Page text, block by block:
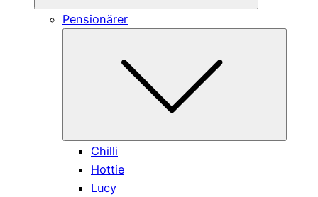
Pensionärer
Chilli
Hottie
Lucy